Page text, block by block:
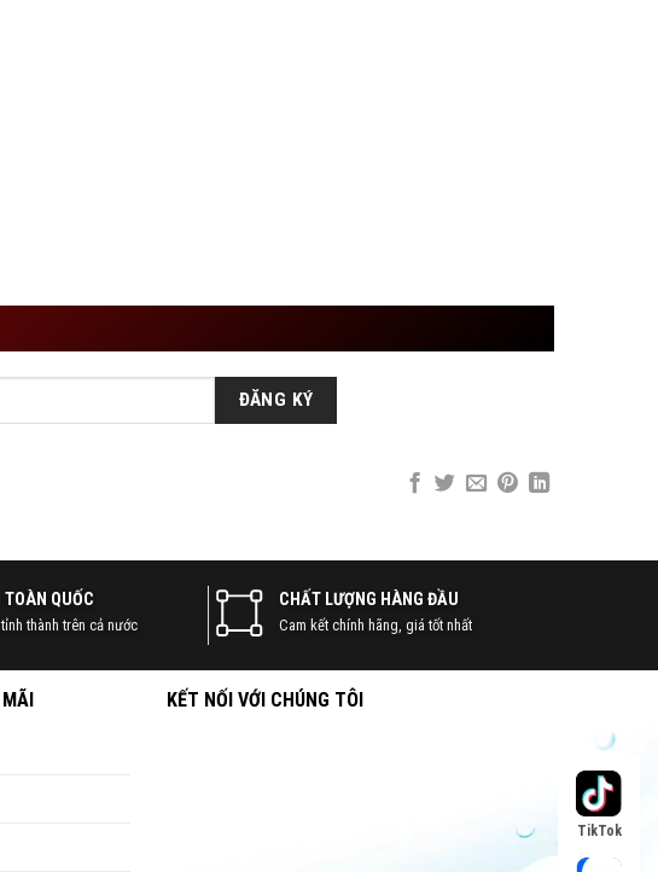
QUỐC
thành trên cả nước
CHẤT LƯỢNG HÀNG ĐẦU
Cam kết chính hãng, giá tốt nhất
KẾT NỐI VỚI CHÚNG TÔI
TikTok